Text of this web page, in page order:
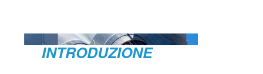
INTRODUZIONE